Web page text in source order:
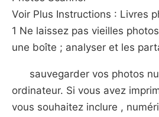
Voir Plus Instructions : Livres
1 Ne laissez pas vieilles
une boîte ; analyser et les
sauvegarder vos photos
ordinateur. Si vous avez
vous souhaitez inclure ,